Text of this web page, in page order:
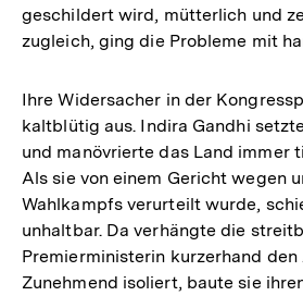
geschildert wird, mütterlich und
zugleich, ging die Probleme mit
Ihre Widersacher in der
kaltblütig aus. Indira Gandhi
und manövrierte das Land immer
Als sie von einem Gericht wegen
Wahlkampfs verurteilt wurde,
unhaltbar. Da verhängte die
Premierministerin kurzerhand den
Zunehmend isoliert, baute sie